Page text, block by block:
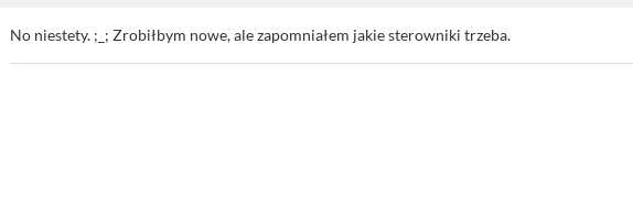
No niestety. ;_; Zrobiłbym nowe, ale zapomniałem jakie sterowniki trzeba.